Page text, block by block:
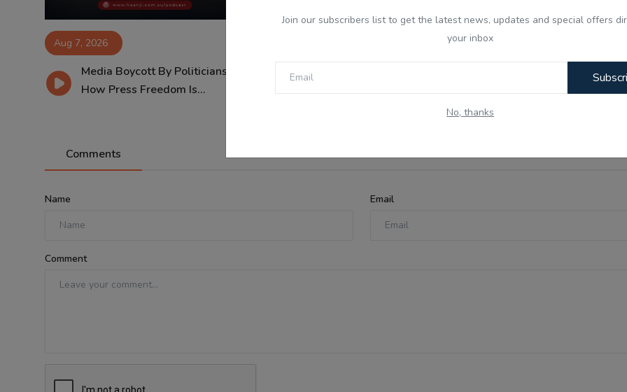
Join our subscribers list to get the latest news, updates and special offers
your inbox
No, thanks
Aug 7, 2026
Media Boycott By Politicians:
How Press Freedom Is...
07 Aug - Indian Updates -
SGPC Gurbani Telecast Di...
Aug 7, 2026
ਪੈਂਗੁਇਨ ਡਿਨਡਿਮ ਦੀ ਸੱਚੀ
Punjabi Audio Kahan...
Comments
Name Email
Comment